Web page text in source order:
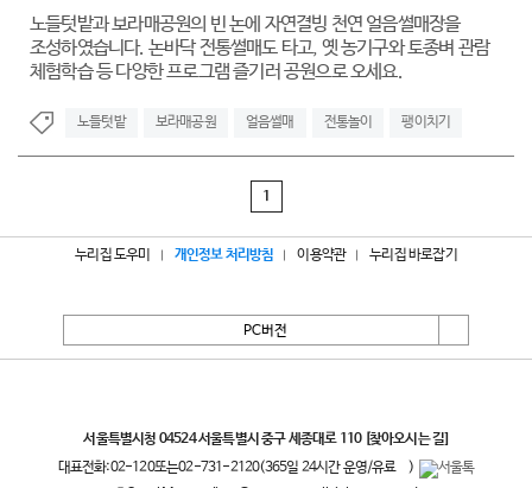
노들텃밭과 보라매공원의 빈 논에 자연결빙 천연 얼음썰매장을
조성하였습니다. 논바닥 전통썰매도 타고, 옛 농기구와 토종벼 관람
체험학습 등 다양한 프로그램 즐기러 공원으로 오세요.
노들텃밭 보라매공원 얼음썰매 전통놀이 팽이치기
1
누리집 도우미 개인정보 처리방침 이용약관 누리집 바로잡기
PC버전
서울특별시청 04524 서울특별시 중구 세종대로 110 [찾아오시는 길]
대표전화:02-120또는02-731-2120(365일 24시간 운영/유료
)